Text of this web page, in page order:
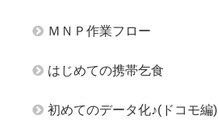
ＭＮＰ作業フロー
はじめての携帯乞食
初めてのデータ化♪(ドコモ編)